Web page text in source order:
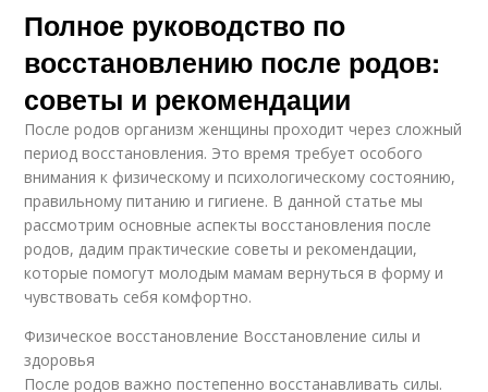
Полное руководство по
восстановлению после родов:
советы и рекомендации
После родов организм женщины проходит через сложный
период восстановления. Это время требует особого
внимания к физическому и психологическому состоянию,
правильному питанию и гигиене. В данной статье мы
рассмотрим основные аспекты восстановления после
родов, дадим практические советы и рекомендации,
которые помогут молодым мамам вернуться в форму и
чувствовать себя комфортно.
Физическое восстановление Восстановление силы и
здоровья
После родов важно постепенно восстанавливать силы.